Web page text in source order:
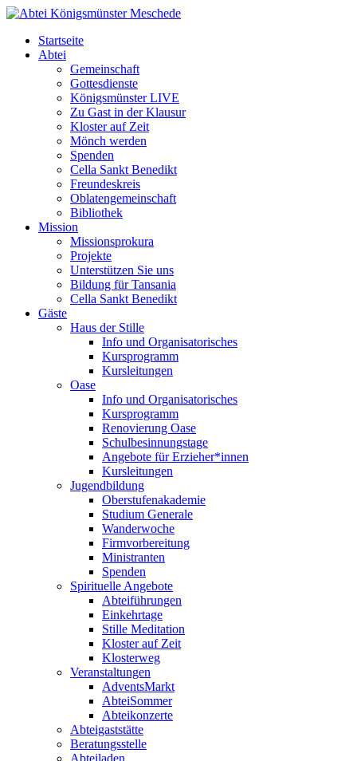
Startseite
Abtei
Gemeinschaft
Gottesdienste
Königsmünster LIVE
Zu Gast in der Klausur
Kloster auf Zeit
Mönch werden
Spenden
Cella Sankt Benedikt
Freundeskreis
Oblatengemeinschaft
Bibliothek
Mission
Missionsprokura
Projekte
Unterstützen Sie uns
Bildung für Tansania
Cella Sankt Benedikt
Gäste
Haus der Stille
Info und Organisatorisches
Kursprogramm
Kursleitungen
Oase
Info und Organisatorisches
Kursprogramm
Renovierung Oase
Schulbesinnungstage
Angebote für Erzieher*innen
Kursleitungen
Jugendbildung
Oberstufenakademie
Studium Generale
Wanderwoche
Firmvorbereitung
Ministranten
Spenden
Spirituelle Angebote
Abteiführungen
Einkehrtage
Stille Meditation
Kloster auf Zeit
Klosterweg
Veranstaltungen
AdventsMarkt
AbteiSommer
Abteikonzerte
Abteigaststätte
Beratungsstelle
Abteiladen